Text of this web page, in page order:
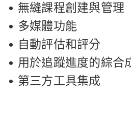
• 無縫課程創建與管理
• 多媒體功能
• 自動評估和評分
• 用於追蹤進度的綜合
• 第三方工具集成